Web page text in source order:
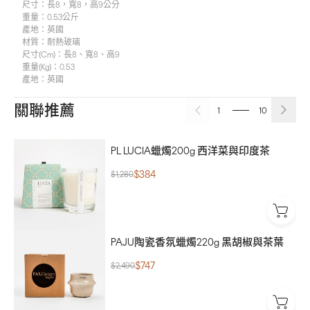
尺寸： 長8，寬8，高9公分
重量： 0.53公斤
產地： 英國
材質：耐熱玻璃
尺寸(cm)：長8、寬8、高9
重量(kg)：0.53
產地：英國
關聯推薦 1 10
PL LUCIA蠟燭200g 西洋菜與印度茶
$1,280$384
PAJU陶瓷香氛蠟燭220g 黑胡椒與茶葉
$2,490$747